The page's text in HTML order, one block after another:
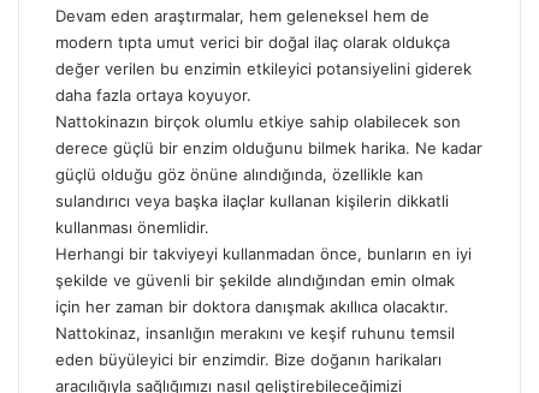
Devam eden araştırmalar, hem geleneksel hem de
modern tıpta umut verici bir doğal ilaç olarak oldukça
değer verilen bu enzimin etkileyici potansiyelini giderek
daha fazla ortaya koyuyor.
Nattokinazın birçok olumlu etkiye sahip olabilecek son
derece güçlü bir enzim olduğunu bilmek harika. Ne kadar
güçlü olduğu göz önüne alındığında, özellikle kan
sulandırıcı veya başka ilaçlar kullanan kişilerin dikkatli
kullanması önemlidir.
Herhangi bir takviyeyi kullanmadan önce, bunların en iyi
şekilde ve güvenli bir şekilde alındığından emin olmak
için her zaman bir doktora danışmak akıllıca olacaktır.
Nattokinaz, insanlığın merakını ve keşif ruhunu temsil
eden büyüleyici bir enzimdir. Bize doğanın harikaları
aracılığıyla sağlığımızı nasıl geliştirebileceğimizi